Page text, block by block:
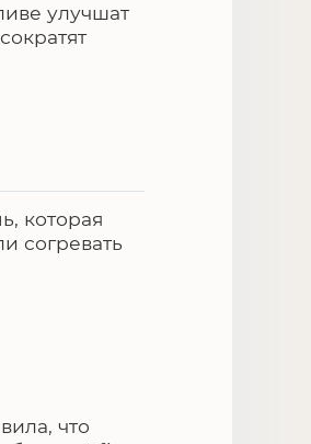
улучшат
которая
согревать
что